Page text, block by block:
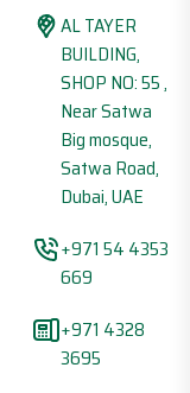
AL TAYER
BUILDING,
SHOP NO: 55 ,
Near Satwa
Big mosque,
Satwa Road,
Dubai, UAE
+971 54 4353
669
+971 4328
3695